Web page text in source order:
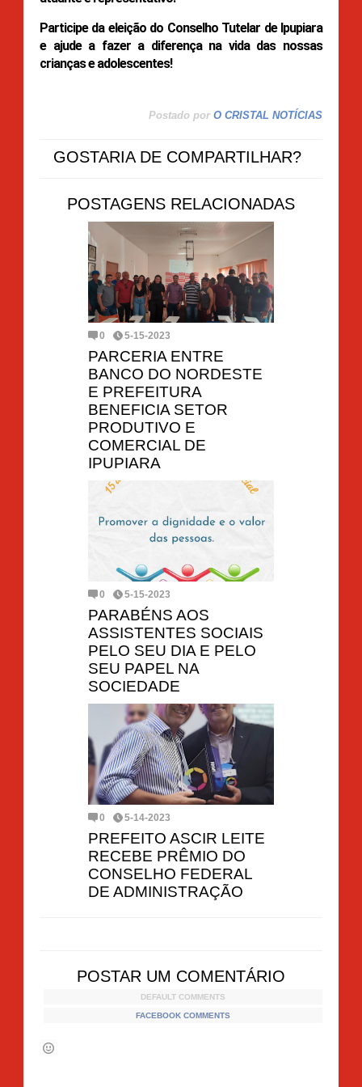
Participe da eleição do Conselho Tutelar de Ipupiara
e ajude a fazer a diferença na vida das nossas
crianças e adolescentes!
Postado por O CRISTAL NOTÍCIAS
GOSTARIA DE COMPARTILHAR?
POSTAGENS RELACIONADAS
0 5-15-2023
PARCERIA ENTRE
BANCO DO NORDESTE
E PREFEITURA
BENEFICIA SETOR
PRODUTIVO E
COMERCIAL DE
IPUPIARA
0 5-15-2023
PARABÉNS AOS
ASSISTENTES SOCIAIS
PELO SEU DIA E PELO
SEU PAPEL NA
SOCIEDADE
0 5-14-2023
PREFEITO ASCIR LEITE
RECEBE PRÊMIO DO
CONSELHO FEDERAL
DE ADMINISTRAÇÃO
POSTAR UM COMENTÁRIO
DEFAULT COMMENTS
FACEBOOK COMMENTS